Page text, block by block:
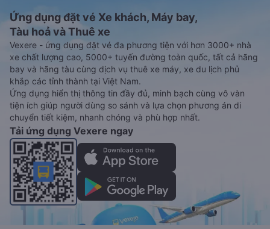
Ứng dụng đặt vé Xe khách, Máy bay,
Tàu hoả và Thuê xe
Vexere - ứng dụng đặt vé đa phương tiện với hơn 3000+ nhà
xe chất lượng cao, 5000+ tuyến đường toàn quốc, tất cả hãng
bay và hãng tàu cùng dịch vụ thuê xe máy, xe du lịch phủ
khắp các tỉnh thành tại Việt Nam.
Ứng dụng hiển thị thông tin đầy đủ, minh bạch cùng vô vàn
tiện ích giúp người dùng so sánh và lựa chọn phương án di
chuyển tiết kiệm, nhanh chóng và phù hợp nhất.
Tải ứng dụng Vexere ngay